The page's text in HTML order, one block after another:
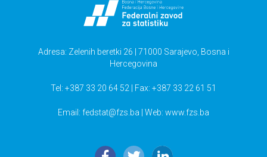
Adresa: Zelenih beretki 26 | 71000 Sarajevo, Bosna i
Hercegovina
Tel: +387 33 20 64 52 | Fax: +387 33 22 61 51
Email: fedstat@fzs.ba | Web: www.fzs.ba